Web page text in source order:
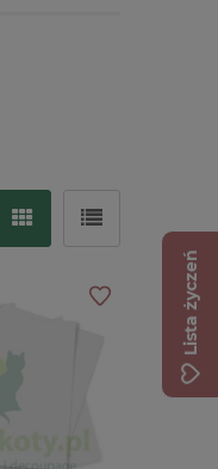
Lista życzeń